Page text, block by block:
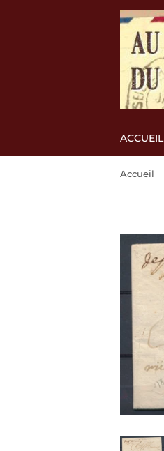
ACCUEIL
Accueil